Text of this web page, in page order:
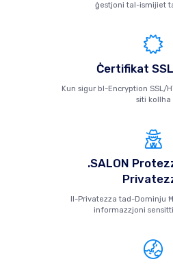
ġestjoni tal-ismijiet
Ċertifikat
Kun sigur bl-Encryption SSL/
siti kollha
.SALON
Il-Privatezza tad-Dominju
informazzjoni